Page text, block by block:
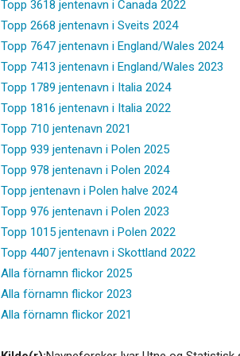
Topp 3618 jentenavn i Canada 2022
Topp 2668 jentenavn i Sveits 2024
Topp 7647 jentenavn i England/Wales 2024
Topp 7413 jentenavn i England/Wales 2023
Topp 1789 jentenavn i Italia 2024
Topp 1816 jentenavn i Italia 2022
Topp 710 jentenavn 2021
Topp 939 jentenavn i Polen 2025
Topp 978 jentenavn i Polen 2024
Topp jentenavn i Polen halve 2024
Topp 976 jentenavn i Polen 2023
Topp 1015 jentenavn i Polen 2022
Topp 4407 jentenavn i Skottland 2022
Alla förnamn flickor 2025
Alla förnamn flickor 2023
Alla förnamn flickor 2021